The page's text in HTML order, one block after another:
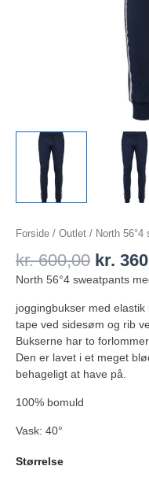
Forside / Outlet / North 56°4
kr.600,00 kr.
North 56°4 sweatpants
joggingbukser med
tape ved sidesøm og rib
Bukserne har to
Den er lavet i et meget
behageligt at have på.
100% bomuld
Vask: 40°
Størrelse